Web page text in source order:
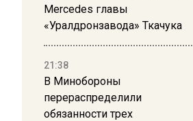
Mercedes главы
«Уралдронзавода» Ткачука
21:38
В Минобороны
перераспределили
обязанности трех